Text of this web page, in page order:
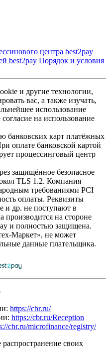
центра best2pay
best2pay Порядок и условия
и другие технологии,
вас, а также изучать,
использование
на использование
банковских карт платёжных
оплате банковской картой
процессинговый центр
защищённое безопасное
TLS 1.2. Компания
требованиями PCI
оплаты. Реквизиты
и др. не поступают в
производится на стороне
и полностью защищена.
Маркет», не может
данные плательщика.
https://cbr.ru/
https://cbr.ru/Reception
cbr.ru/microfinance/registry/
своих